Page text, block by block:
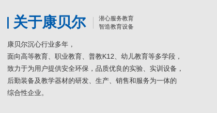
关于康贝尔
潜心服务教育
智造教育设备
康贝尔沉心行业多年，
面向高等教育、职业教育、普教K12、幼儿教育等多学段，
致力于为用户提供安全环保，品质优良的实验、实训设备，
后勤装备及教学器材的研发、生产、销售和服务为一体的
综合性企业。